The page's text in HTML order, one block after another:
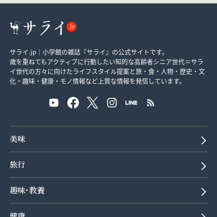
サライ.jp｜小学館の雑誌『サライ』の公式サイトです。
歳を重ねてもアクティブに行動したい知的な高齢者シニア世代＝サラ
イ世代の方々に向けたライフスタイル提案と旅・食・人物・歴史・文
化・趣味・健康・モノ情報など上質な情報を発信しています。
美味
旅行
趣味･教養